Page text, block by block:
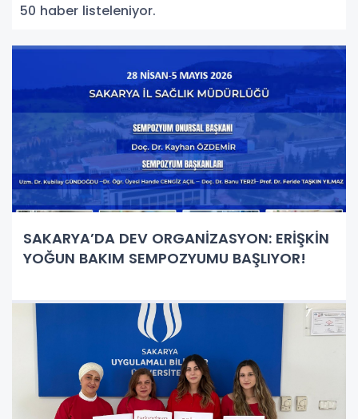
50 haber listeleniyor.
SAKARYA’DA DEV ORGANİZASYON: ERİŞKİN
YOĞUN BAKIM SEMPOZYUMU BAŞLIYOR!